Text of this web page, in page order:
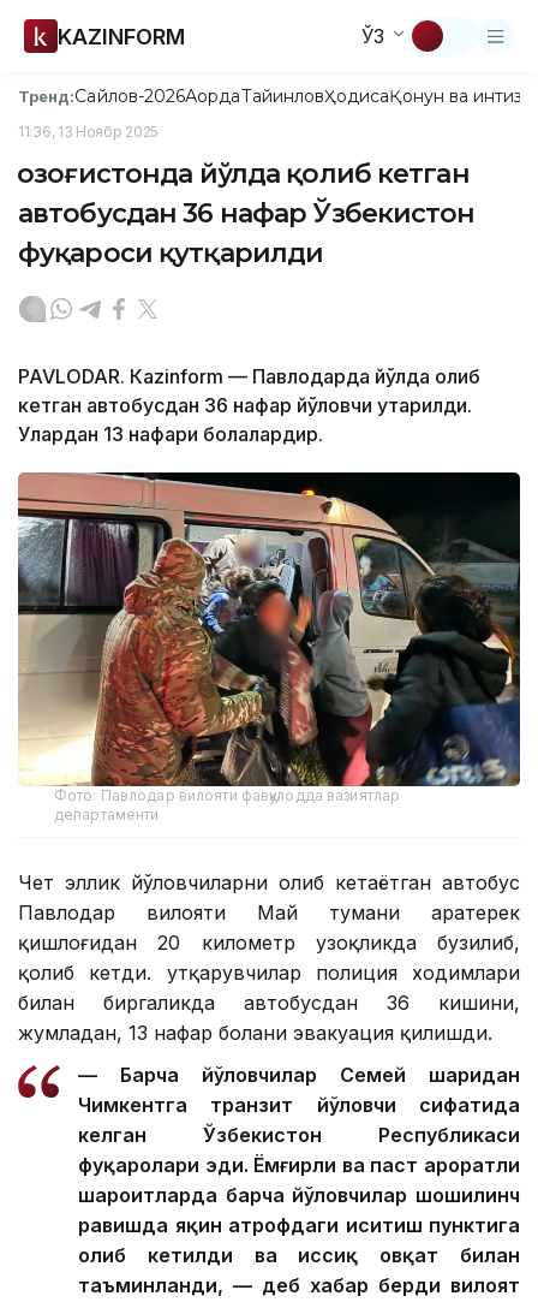
KAZINFORM ЎЗ
Тренд:Сайлов-2026АқордаТайинловҲодисаҚонун ва
11:36, 13 Ноябр 2025
Қозоғистонда йўлда қолиб кетган
автобусдан 36 нафар Ўзбекистон
фуқароси қутқарилди
PAVLODAR. Кazinform — Павлодарда йўлда қолиб
кетган автобусдан 36 нафар йўловчи қутқарилди.
Улардан 13 нафари болалардир.
Фото: Павлодар вилояти фавқулодда вазиятлар
департаменти
Чет эллик йўловчиларни олиб кетаётган автобус
Павлодар вилояти Май тумани Қаратерек
қишлоғидан 20 километр узоқликда бузилиб,
қолиб кетди. Қутқарувчилар полиция ходимлари
билан биргаликда автобусдан 36 кишини,
жумладан, 13 нафар болани эвакуация қилишди.
— Барча йўловчилар Семей шаҳридан
Чимкентга транзит йўловчи сифатида
келган Ўзбекистон Республикаси
фуқаролари эди. Ёмғирли ва паст ҳароратли
шароитларда барча йўловчилар шошилинч
равишда яқин атрофдаги иситиш пунктига
олиб кетилди ва иссиқ овқат билан
таъминланди, — деб хабар берди вилоят